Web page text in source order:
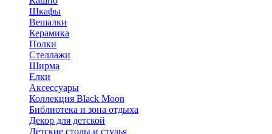
Шкафы
Вешалки
Керамика
Полки
Стеллажи
Ширма
Елки
Аксессуары
Коллекция Black Moon
Библиотека и зона отдыха
Декор для детской
Детские столы и стулья